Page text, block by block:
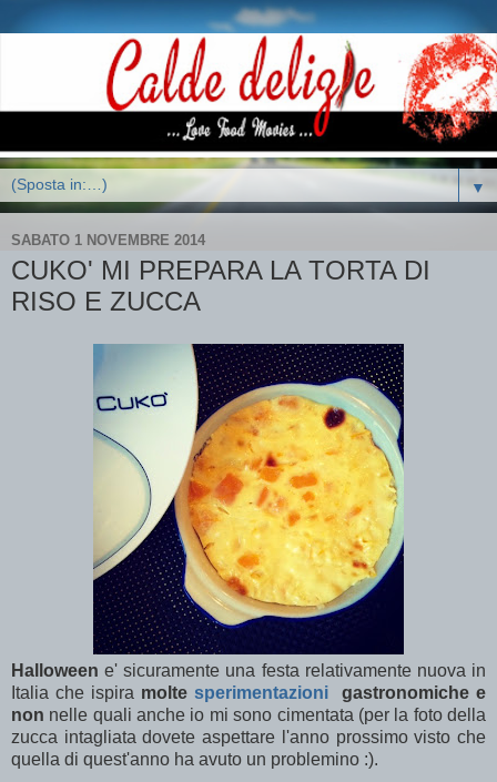
▼
SABATO 1 NOVEMBRE 2014
CUKO' MI PREPARA LA TORTA DI
RISO E ZUCCA
Halloween e' sicuramente una festa relativamente nuova in
Italia che ispira molte sperimentazioni gastronomiche e
non nelle quali anche io mi sono cimentata (per la foto della
zucca intagliata dovete aspettare l'anno prossimo visto che
quella di quest'anno ha avuto un problemino :).